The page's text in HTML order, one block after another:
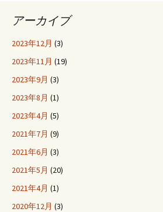
アーカイブ
2023年12月 (3)
2023年11月 (19)
2023年9月 (3)
2023年8月 (1)
2023年4月 (5)
2021年7月 (9)
2021年6月 (3)
2021年5月 (20)
2021年4月 (1)
2020年12月 (3)